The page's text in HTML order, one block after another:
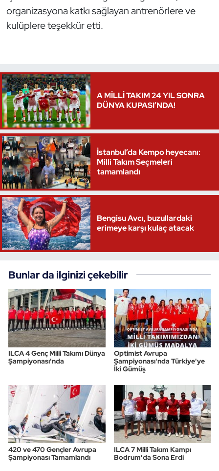
organizasyona katkı sağlayan antrenörlere ve
kulüplere teşekkür etti.
A MİLLİ TAKIM 24 YIL SONRA
DÜNYA KUPASI’NDA!
İstanbul’da Kempo heyecanı:
Milli Takım Seçmeleri
tamamlandı
Bengisu Avcı, buzullardaki
erimeye karşı kulaç atacak
Bunlar da ilginizi çekebilir
ILCA 4 Genç Milli Takımı Dünya
Şampiyonası'nda
Optimist Avrupa
Şampiyonası'nda Türkiye'ye
İki Gümüş
420 ve 470 Gençler Avrupa
Şampiyonası Tamamlandı
ILCA 7 Milli Takım Kampı
Bodrum'da Sona Erdi
Triatlon
Wushu Kungfu
Yelken
Yüzme